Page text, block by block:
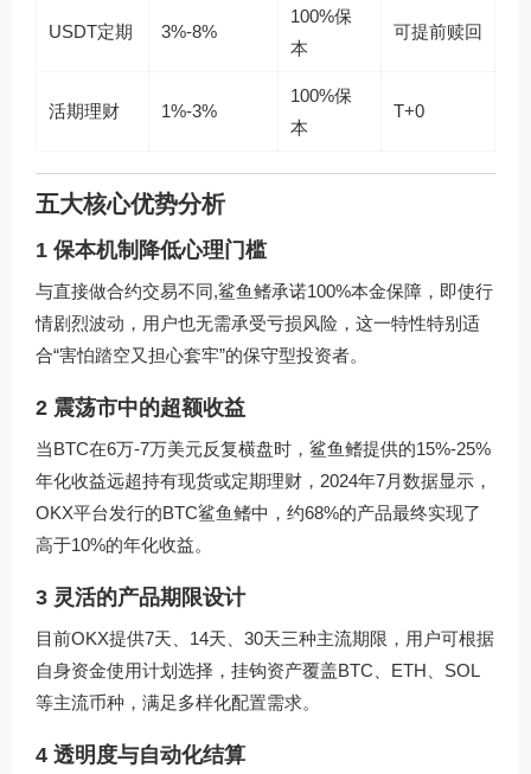
USDT定期 3%-8%
100%保
本
可提前赎回
活期理财 1%-3%
100%保
本
T+0
五大核心优势分析
1 保本机制降低心理门槛
与直接做合约交易不同,鲨鱼鳍承诺100%本金保障，即使行
情剧烈波动，用户也无需承受亏损风险，这一特性特别适
合“害怕踏空又担心套牢”的保守型投资者。
2 震荡市中的超额收益
当BTC在6万-7万美元反复横盘时，鲨鱼鳍提供的15%-25%
年化收益远超持有现货或定期理财，2024年7月数据显示，
OKX平台发行的BTC鲨鱼鳍中，约68%的产品最终实现了
高于10%的年化收益。
3 灵活的产品期限设计
目前OKX提供7天、14天、30天三种主流期限，用户可根据
自身资金使用计划选择，挂钩资产覆盖BTC、ETH、SOL
等主流币种，满足多样化配置需求。
4 透明度与自动化结算